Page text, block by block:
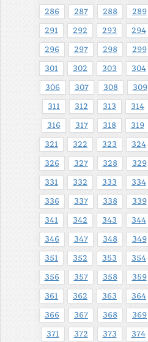
286 287 288 289
291 292 293 294
296 297 298 299
301 302 303 304
306 307 308 309
311 312 313 314
316 317 318 319
321 322 323 324
326 327 328 329
331 332 333 334
336 337 338 339
341 342 343 344
346 347 348 349
351 352 353 354
356 357 358 359
361 362 363 364
366 367 368 369
371 372 373 374